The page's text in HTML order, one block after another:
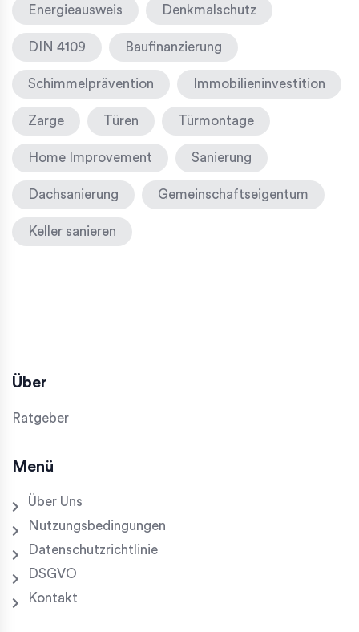
Energieausweis Denkmalschutz
DIN 4109 Baufinanzierung
Schimmelprävention Immobilieninvestition
Zarge Türen Türmontage
Home Improvement Sanierung
Dachsanierung Gemeinschaftseigentum
Keller sanieren
Über
Ratgeber
Menü
Über Uns
Nutzungsbedingungen
Datenschutzrichtlinie
DSGVO
Kontakt